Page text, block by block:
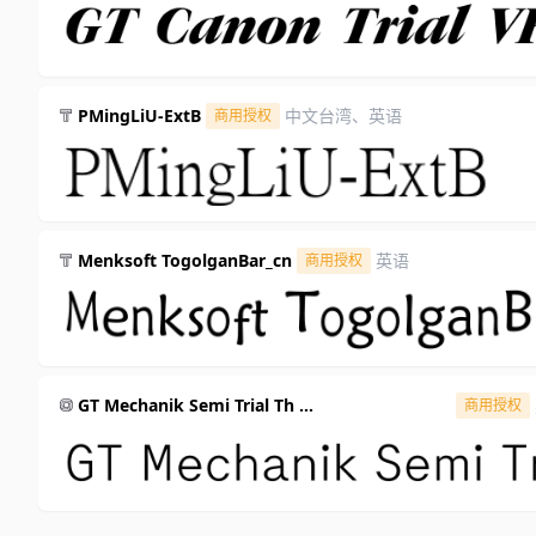
PMingLiU-ExtB 商用授权 中文台湾、英语
Menksoft TogolganBar_cn 商用授权 英语
GT Mechanik Semi Trial Th
（GTMechanikSemiTrial-Th）
商用授权